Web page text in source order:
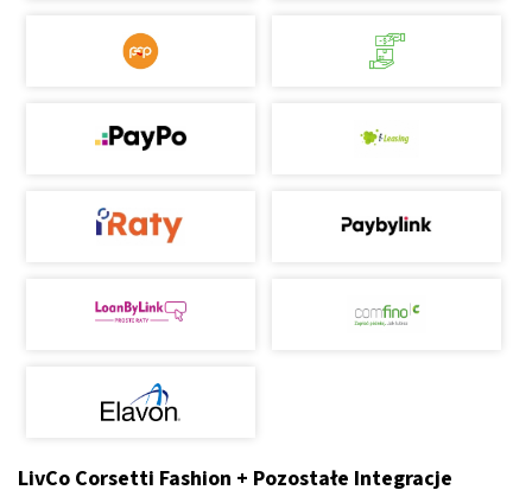
LivCo Corsetti Fashion + Pozostałe Integracje